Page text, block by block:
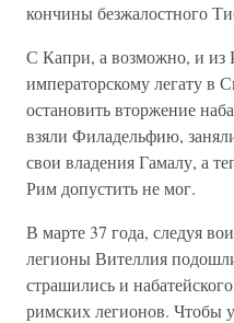
кончины безжалостного
С Капри, а возможно, и из
императорскому легату в
остановить вторжение
взяли Филадельфию,
свои владения Гамалу, а
Рим допустить не мог.
В марте 37 года, следуя
легионы Вителлия
страшились и
римских легионов. Чтобы